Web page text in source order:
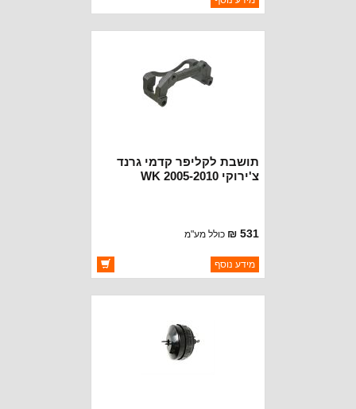
יצרן:ROUGH COUNTRY
תושבת לקליפר קדמי גרנד
צ'ירוקי WK 2005-2010
531 ₪ כולל מע"מ
ברקוד: 5143699AB
יצרן:OAKMAN OFFROAD
מידע נוסף